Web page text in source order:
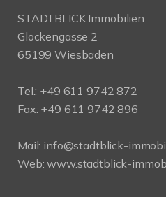
STADTBLICK Immobilien
Glockengasse 2
65199 Wiesbaden
Tel.: +49 611 9742 872
Fax: +49 611 9742 896
Mail: info@stadtblick-
Web:www.stadtblick-